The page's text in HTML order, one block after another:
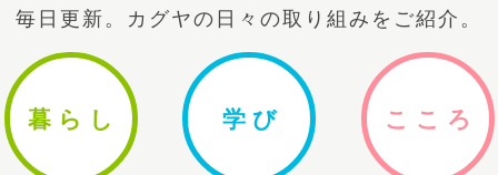
毎日更新。カグヤの日々の取り組みをご紹介。
暮ら し 学 び ここ ろ